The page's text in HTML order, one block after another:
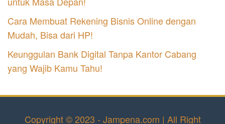
Cara Membuat Rekening Bisnis Online dengan
Mudah, Bisa dari HP!
Keunggulan Bank Digital Tanpa Kantor Cabang
yang Wajib Kamu Tahu!
Copyright © 2023 - Jampena.com | All Right